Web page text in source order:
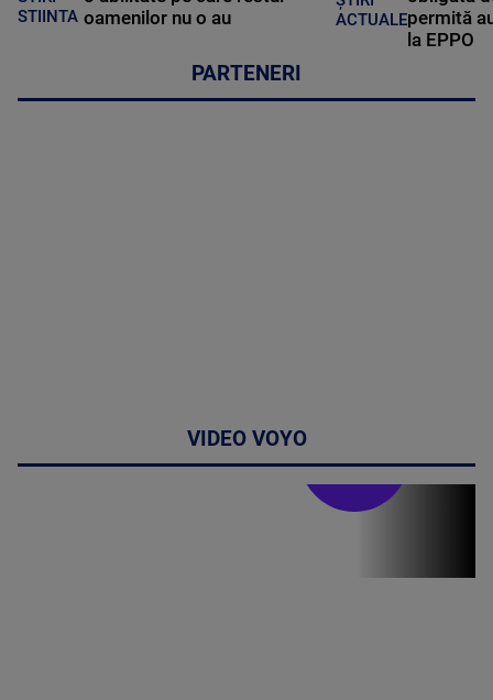
STIINTA oamenilor nu o au
ACTUALEpermită
la EPPO
PARTENERI
VIDEO VOYO